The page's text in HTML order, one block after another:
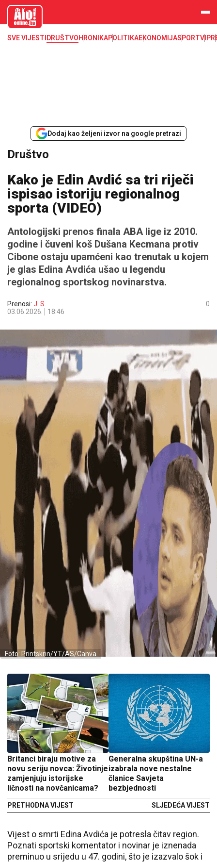
aloonline.b
SVE VIJESTI DRUŠTVOHRONIKAPOLITIKAEKONOMIJASPORTVIP
Dodaj kao željeni izvor na google pretrazi
Društvo
Kako je Edin Avdić sa tri riječi
ispisao istoriju regionalnog
sporta (VIDEO)
Antologijski prenos finala ABA lige iz 2010.
godine i čuveni koš Dušana Kecmana protiv
Cibone ostaju upamćeni kao trenutak u kojem
je glas Edina Avdića ušao u legendu
regionalnog sportskog novinarstva.
Prenosi: J. S.
03.06.2026.
18:46
0
Foto: Printskrin/YT/AS/Canva
Britanci biraju motive za
novu seriju novca: Životinje
zamjenjuju istorijske
ličnosti na novčanicama?
PRETHODNA VIJEST
Generalna skupština UN-a
izabrala nove nestalne
članice Savjeta
bezbjednosti
SLJEDEĆA VIJEST
Vijest o smrti Edina Avdića je potresla čitav region.
Poznati sportski komentator i novinar je iznenada
preminuo u srijedu u 47. godini, što je izazvalo šok i